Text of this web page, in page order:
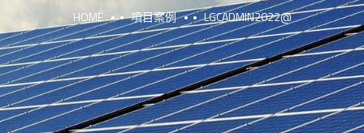
HOME 項目案例 LGCADMIN2022@